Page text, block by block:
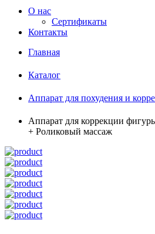
О нас
Сертификаты
Контакты
Главная
Каталог
Аппарат для похудения и
Аппарат для коррекции
+ Роликовый массаж